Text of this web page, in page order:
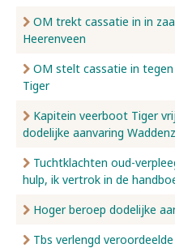
OM trekt cassatie in in
Heerenveen
OM stelt cassatie in
Tiger
Kapitein veerboot Tiger
dodelijke aanvaring
Tuchtklachten oud-
hulp, ik vertrok in de
Hoger beroep dodelijke
Tbs verlengd